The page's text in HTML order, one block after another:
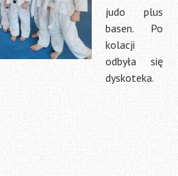
judo plus
basen. Po
kolacji
odbyła się
dyskoteka.